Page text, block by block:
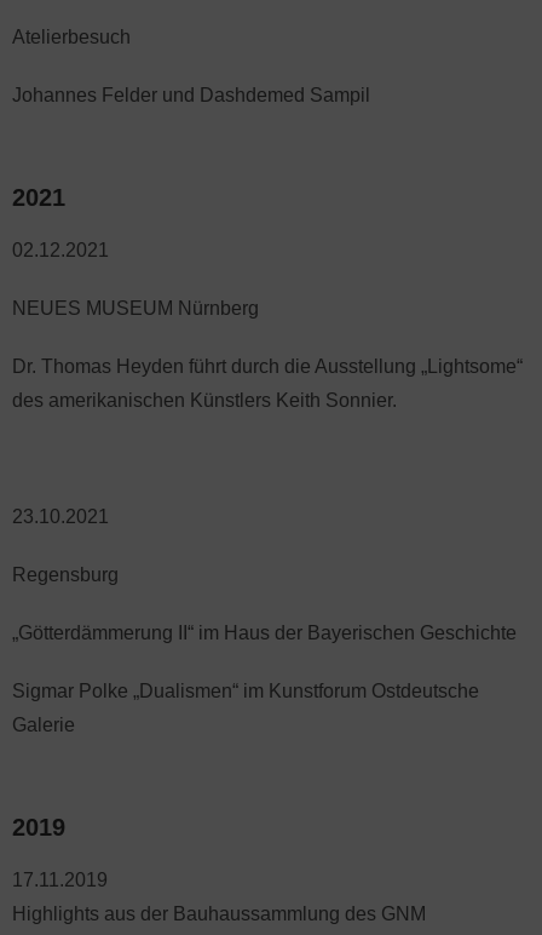
Atelierbesuch
Johannes Felder und Dashdemed Sampil
2021
02.12.2021
NEUES MUSEUM Nürnberg
Dr. Thomas Heyden führt durch die Ausstellung „Lightsome“
des amerikanischen Künstlers Keith Sonnier.
23.10.2021
Regensburg
„Götterdämmerung II“ im Haus der Bayerischen Geschichte
Sigmar Polke „Dualismen“ im Kunstforum Ostdeutsche
Galerie
2019
17.11.2019
Highlights aus der Bauhaussammlung des GNM